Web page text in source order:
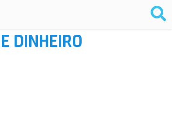
DINHEIRO